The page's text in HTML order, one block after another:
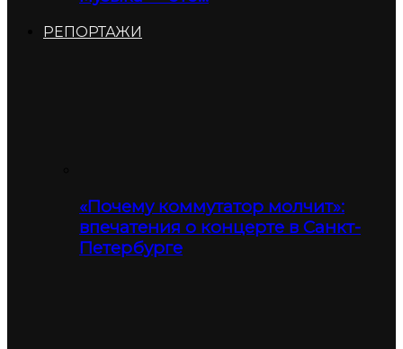
РЕПОРТАЖИ
«Почему коммутатор молчит»:
впечатения о концерте в Санкт-
Петербурге